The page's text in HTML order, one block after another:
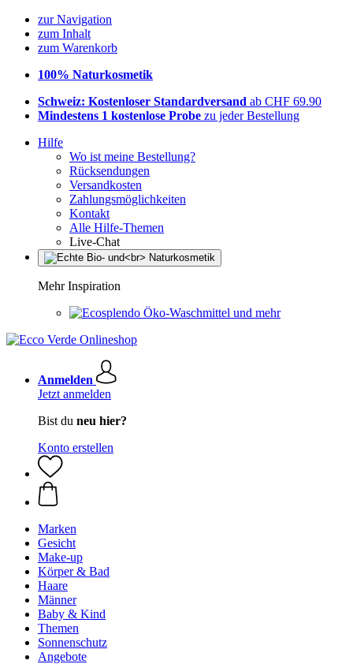
zur Navigation
zum Inhalt
zum Warenkorb
100% Naturkosmetik
Schweiz: Kostenloser Standardversand ab CHF 69.90
Mindestens 1 kostenlose Probe zu jeder Bestellung
Hilfe
Wo ist meine Bestellung?
Rücksendungen
Versandkosten
Zahlungsmöglichkeiten
Kontakt
Alle Hilfe-Themen
Live-Chat
Mehr Inspiration
Öko-Waschmittel und mehr
Anmelden
Jetzt anmelden
Bist du neu hier?
Konto erstellen
Marken
Gesicht
Make-up
Körper & Bad
Haare
Männer
Baby & Kind
Themen
Sonnenschutz
Angebote